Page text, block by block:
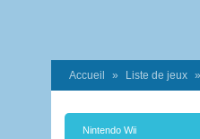
Accueil Liste de jeux
Nintendo Wii